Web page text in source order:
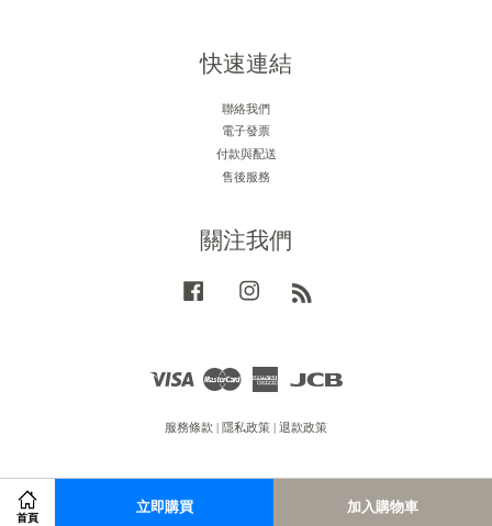
首頁
立即購買 加入購物車
快速連結
聯絡我們
電子發票
付款與配送
售後服務
關注我們
Facebook Instagram
Visa
American
服務條款 | 隱私政策 | 退款政策